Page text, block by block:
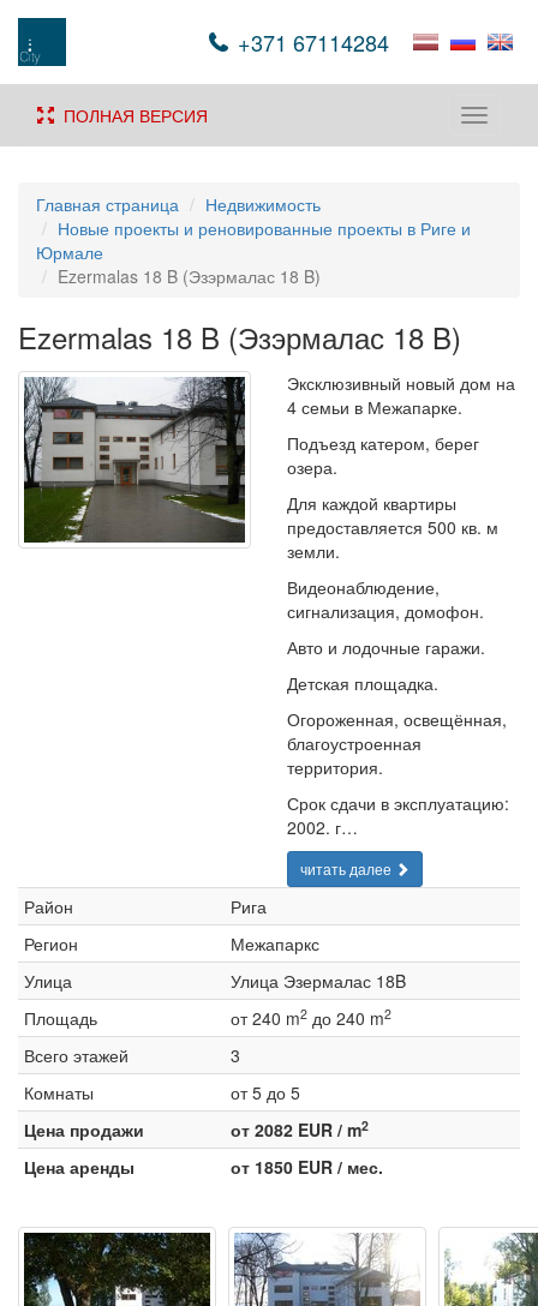
+371 67114284
Toggle
ПОЛНАЯ ВЕРСИЯ
Главная страница
Недвижимость
Новые проекты и реновированные проекты в Риге и
Юрмале
Ezermalas 18 B (Эзэрмалас 18 B)
Ezermalas 18 B (Эзэрмалас 18 B)
Эксклюзивный новый дом на
4 семьи в Межапарке.
Подъезд катером, берег
озера.
Для каждой квартиры
предоставляется 500 кв. м
земли.
Видеонаблюдение,
сигнализация, домофон.
Авто и лодочные гаражи.
Детская площадка.
Огороженная, освещённая,
благоустроенная
территория.
Срок сдачи в эксплуатацию:
2002. г…
читать далее
Район
Рига
Регион
Межапаркс
Улица
Улица Эзермалас 18B
Площадь
от 240 m2 до 240 m2
Всего этажей
3
Комнаты
от 5 до 5
Цена продажи
от 2082 EUR / m2
Цена аренды от 1850 EUR / мес.